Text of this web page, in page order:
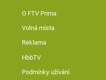
O FTV Prima
Volná místa
Reklama
HbbTV
Podmínky užívání